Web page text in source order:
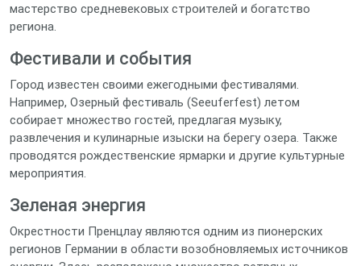
мастерство средневековых строителей и богатство
региона.
Фестивали и события
Город известен своими ежегодными фестивалями.
Например, Озерный фестиваль (Seeuferfest) летом
собирает множество гостей, предлагая музыку,
развлечения и кулинарные изыски на берегу озера. Также
проводятся рождественские ярмарки и другие культурные
мероприятия.
Зеленая энергия
Окрестности Пренцлау являются одним из пионерских
регионов Германии в области возобновляемых источников